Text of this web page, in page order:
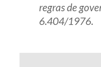
regras de
6.404/1976.